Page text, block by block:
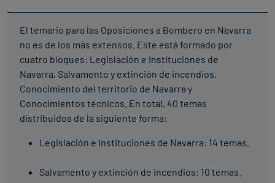
El temario para las Oposiciones a Bombero en Navarra
no es de los más extensos. Este está formado por
cuatro bloques: Legislación e Instituciones de
Navarra, Salvamento y extinción de incendios,
Conocimiento del territorio de Navarra y
Conocimientos técnicos. En total, 40 temas
distribuidos de la siguiente forma:
Legislación e Instituciones de Navarra: 14 temas.
Salvamento y extinción de incendios: 10 temas.